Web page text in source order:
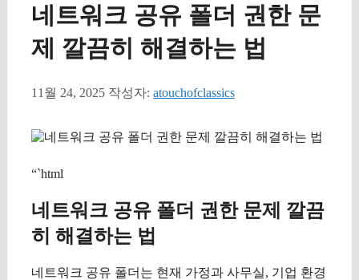
네트워크 공유 폴더 권한 문
제 깔끔히 해결하는 법
11월 24, 2025 작성자: atouchofclassics
“`html
네트워크 공유 폴더 권한 문제 깔끔
히 해결하는 법
네트워크 공유 폴더는 현재 가정과 사무실, 기업 환경